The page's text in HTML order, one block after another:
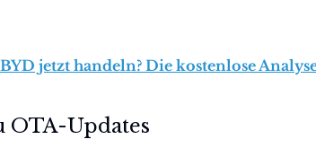
jetzt handeln? Die kostenlose
OTA-Updates